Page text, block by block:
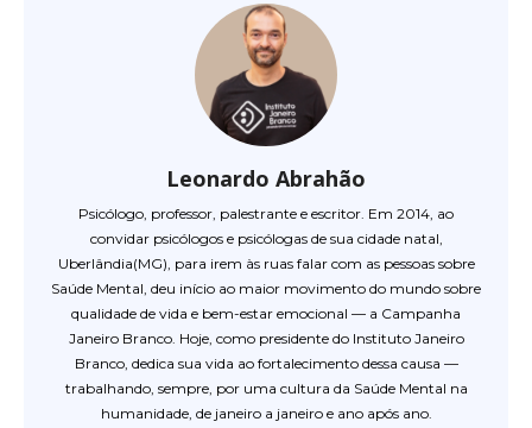
Leonardo Abrahão
Psicólogo, professor, palestrante e escritor. Em 2014, ao
convidar psicólogos e psicólogas de sua cidade natal,
Uberlândia(MG), para irem às ruas falar com as pessoas sobre
Saúde Mental, deu início ao maior movimento do mundo sobre
qualidade de vida e bem-estar emocional — a Campanha
Janeiro Branco. Hoje, como presidente do Instituto Janeiro
Branco, dedica sua vida ao fortalecimento dessa causa —
trabalhando, sempre, por uma cultura da Saúde Mental na
humanidade, de janeiro a janeiro e ano após ano.